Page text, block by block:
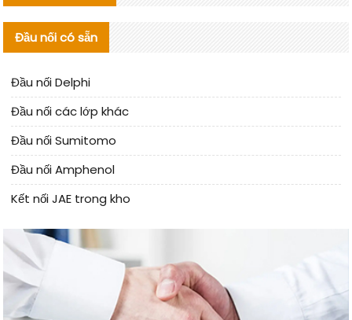
Đầu nối có sẵn
Đầu nối Delphi
Đầu nối các lớp khác
Đầu nối Sumitomo
Đầu nối Amphenol
Kết nối JAE trong kho